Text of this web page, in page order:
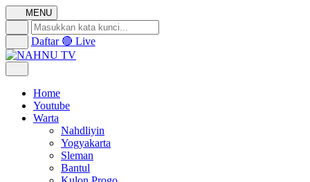
MENU
Daftar 🔴 Live
Home
Youtube
Warta
Nahdliyin
Yogyakarta
Sleman
Bantul